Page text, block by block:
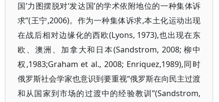
国’力图摆脱对‘发达国’的学术依附地位的一种集体诉
求”(王宁,2006)。作为一种集体诉求,本土化运动出现
在战后相对边缘化的西欧(Lyons, 1973),也出现在东
欧、澳洲、加拿大和日本(Sandstrom, 2008; 柳中
权,1983;Graham et al., 2008; Enriquez,1989),同时
俄罗斯社会学家也意识到要重视“俄罗斯在向民主过渡
和从国家到市场的过渡中的经验教训”(Sandstrom,